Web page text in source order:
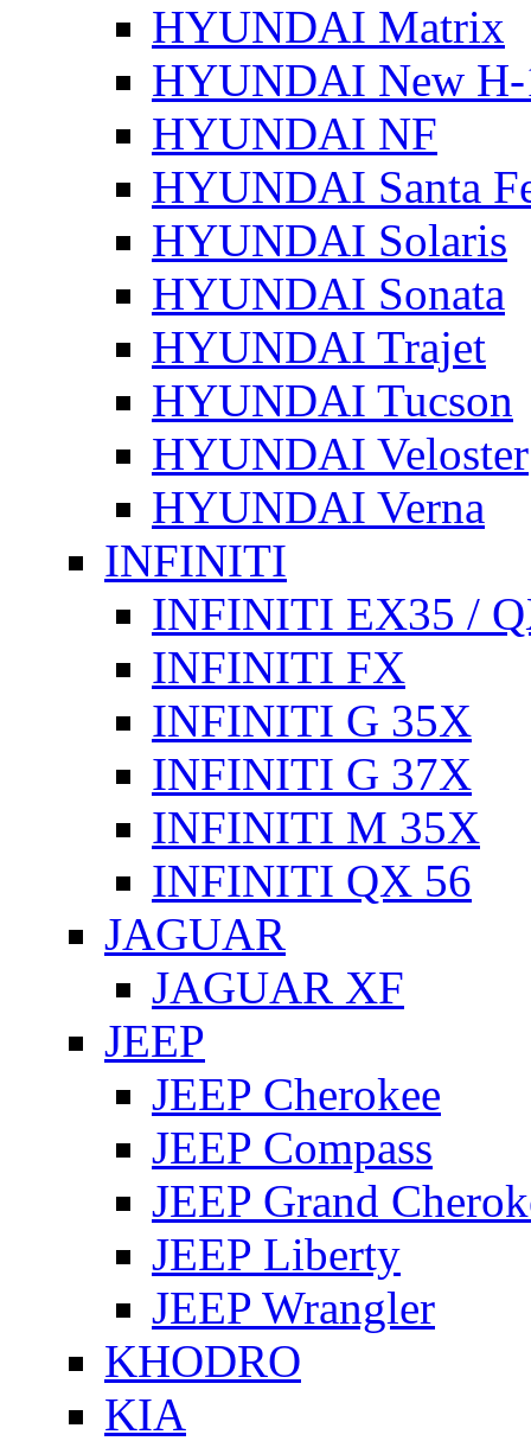
HYUNDAI Matrix
HYUNDAI New
HYUNDAI NF
HYUNDAI Santa
HYUNDAI Solaris
HYUNDAI Sonata
HYUNDAI Trajet
HYUNDAI Tucson
HYUNDAI Veloster
HYUNDAI Verna
INFINITI
INFINITI EX35 /
INFINITI FX
INFINITI G 35X
INFINITI G 37X
INFINITI M 35X
INFINITI QX 56
JAGUAR
JAGUAR XF
JEEP
JEEP Cherokee
JEEP Compass
JEEP Grand
JEEP Liberty
JEEP Wrangler
KHODRO
KIA